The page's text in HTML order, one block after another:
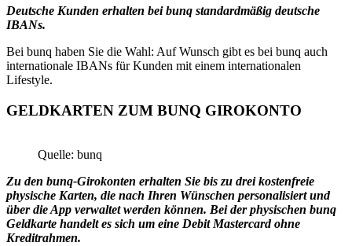
Deutsche Kunden erhalten bei bunq standardmäßig deutsche
IBANs.
Bei bunq haben Sie die Wahl: Auf Wunsch gibt es bei bunq auch
internationale IBANs für Kunden mit einem internationalen
Lifestyle.
GELDKARTEN ZUM BUNQ GIROKONTO
Quelle: bunq
Zu den bunq-Girokonten erhalten Sie bis zu drei kostenfreie
physische Karten, die nach Ihren Wünschen personalisiert und
über die App verwaltet werden können. Bei der physischen bunq
Geldkarte handelt es sich um eine Debit Mastercard ohne
Kreditrahmen.